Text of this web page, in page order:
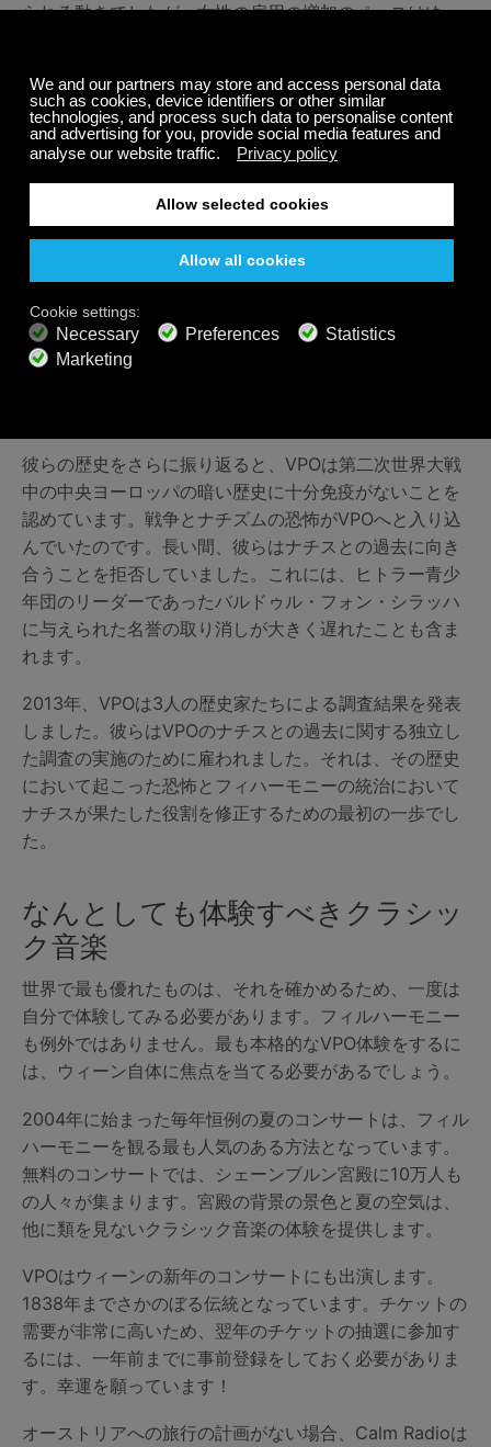
られる動きでしたが、女性の雇用の増加のペースはゆっ
リン・フィルハーモニーでは14％、ロンドン交響楽団で
は30％、ニューヨーク・フィルハーモニーでは36％を占
めています。
批評家たちは、人種においても同じ負の雇用パターンが
現れていると言います。VPOはこれらを変えるために取
り組んでいます。2018年12月、歴史上初めて、フィルハ
ーモニー管弦楽団は演奏者を実際に訓練するためのアカ
デミーを開設しています。オーディションは、フランク
フルトのザルツブルグのルガーノ、またブダペストとニ
ューヨークでも開催されています。これにより採用のネ
彼らの歴史をさらに振り返ると、VPOは第二次世界大戦
中の中央ヨーロッパの暗い歴史に十分免疫がないことを
認めています。戦争とナチズムの恐怖がVPOへと入り込
んでいたのです。長い間、彼らはナチスとの過去に向き
合うことを拒否していました。これには、ヒトラー青少
年団のリーダーであったバルドゥル・フォン・シラッハ
に与えられた名誉の取り消しが大きく遅れたことも含ま
れます。
2013年、VPOは3人の歴史家たちによる調査結果を発表
しました。彼らはVPOのナチスとの過去に関する独立し
た調査の実施のために雇われました。それは、その歴史
において起こった恐怖とフィハーモニーの統治において
ナチスが果たした役割を修正するための最初の一歩でし
た。
なんとしても体験すべきクラシッ
ク音楽
世界で最も優れたものは、それを確かめるため、一度は
自分で体験してみる必要があります。フィルハーモニー
も例外ではありません。最も本格的なVPO体験をするに
は、ウィーン自体に焦点を当てる必要があるでしょう。
2004年に始まった毎年恒例の夏のコンサートは、フィル
ハーモニーを観る最も人気のある方法となっています。
無料のコンサートでは、シェーンブルン宮殿に10万人も
の人々が集まります。宮殿の背景の景色と夏の空気は、
他に類を見ないクラシック音楽の体験を提供します。
VPOはウィーンの新年のコンサートにも出演します。
1838年までさかのぼる伝統となっています。チケットの
需要が非常に高いため、翌年のチケットの抽選に参加す
るには、一年前までに事前登録をしておく必要がありま
す。幸運を願っています！
オーストリアへの旅行の計画がない場合、Calm Radioは